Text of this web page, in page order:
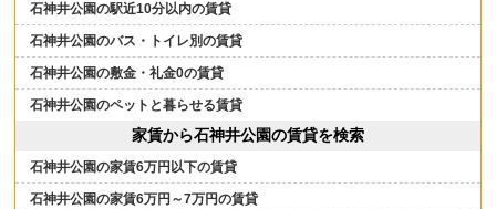
石神井公園の駅近10分以内の賃貸
石神井公園のバス・トイレ別の賃貸
石神井公園の敷金・礼金0の賃貸
石神井公園のペットと暮らせる賃貸
家賃から石神井公園の賃貸を検索
石神井公園の家賃6万円以下の賃貸
石神井公園の家賃6万円～7万円の賃貸